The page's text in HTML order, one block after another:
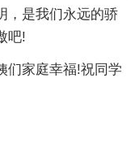
，是我们永远的骄
吧!
们家庭幸福!祝同学